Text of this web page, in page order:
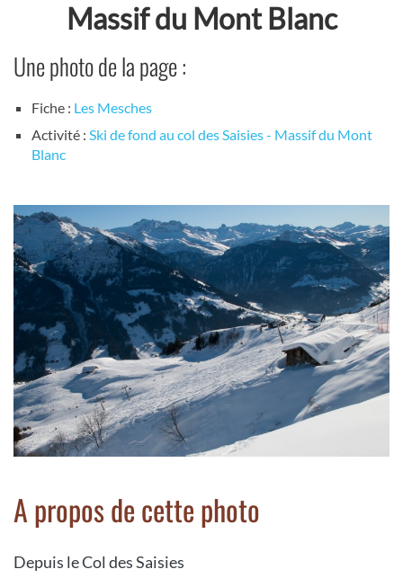
Massif du Mont Blanc
Une photo de la page :
Fiche : Les Mesches
Activité : Ski de fond au col des Saisies - Massif du Mont
Blanc
A propos de cette photo
Depuis le Col des Saisies